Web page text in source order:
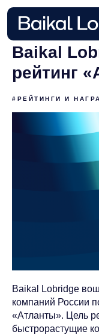
Baikal
рейтинг
#РЕЙТИНГИ И
Baikal Lobridge
компаний России
«Атланты». Цель
быстрорастущие